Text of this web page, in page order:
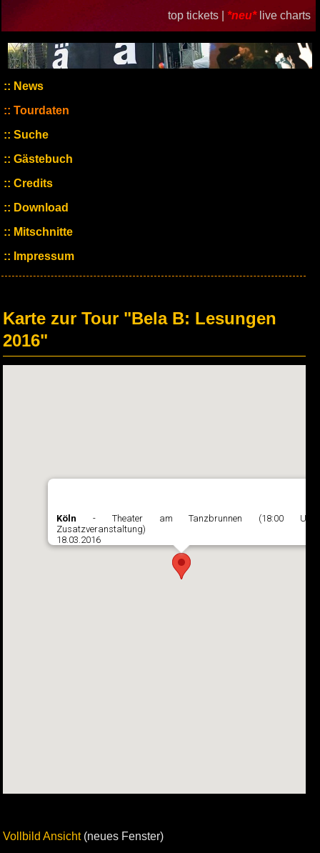
top tickets | *neu* live charts
News
Tourdaten
Suche
Gästebuch
Credits
Download
Mitschnitte
Impressum
Karte zur Tour "Bela B: Lesungen
2016"
Köln - Theater am Tanzbrunnen (18:00 Uhr
Zusatzveranstaltung)
18.03.2016
Vollbild Ansicht(neues Fenster)